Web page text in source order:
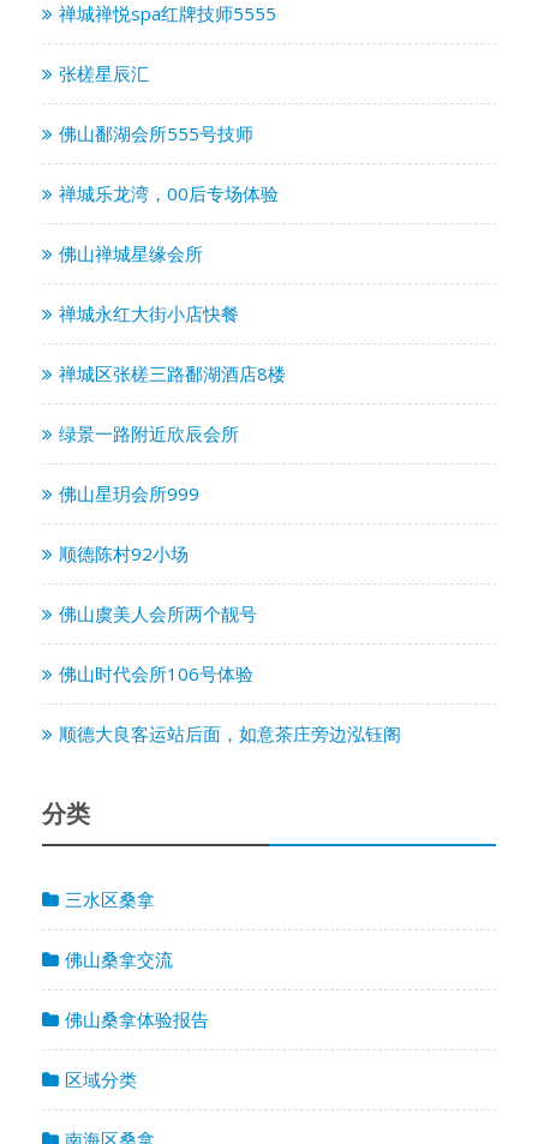
禅城禅悦spa红牌技师5555
张槎星辰汇
佛山鄱湖会所555号技师
禅城乐龙湾，00后专场体验
佛山禅城星缘会所
禅城永红大街小店快餐
禅城区张槎三路鄱湖酒店8楼
绿景一路附近欣辰会所
佛山星玥会所999
顺德陈村92小场
佛山虞美人会所两个靓号
佛山时代会所106号体验
顺德大良客运站后面，如意茶庄旁边泓钰阁
分类
三水区桑拿
佛山桑拿交流
佛山桑拿体验报告
区域分类
南海区桑拿